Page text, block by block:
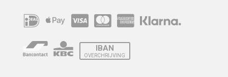
IBAN
OVERCHRIJVING